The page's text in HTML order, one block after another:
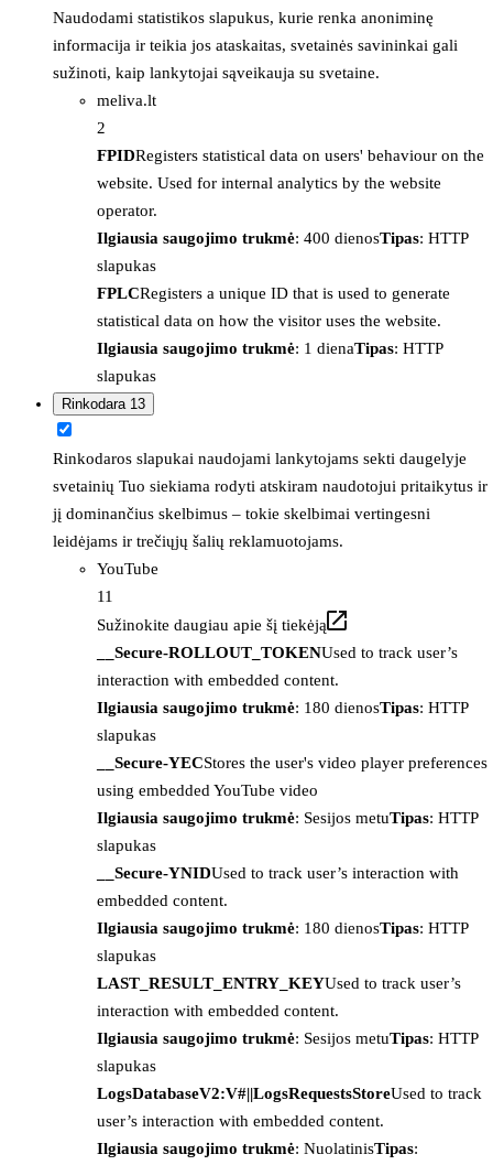
Naudodami statistikos slapukus, kurie renka anoniminę
informacija ir teikia jos ataskaitas, svetainės savininkai gali
sužinoti, kaip lankytojai sąveikauja su svetaine.
meliva.lt
2
FPIDRegisters statistical data on users' behaviour on the
website. Used for internal analytics by the website
operator.
Ilgiausia saugojimo trukmė: 400 dienosTipas: HTTP
slapukas
FPLCRegisters a unique ID that is used to generate
statistical data on how the visitor uses the website.
Ilgiausia saugojimo trukmė: 1 dienaTipas: HTTP
slapukas
Rinkodara 13
Rinkodaros slapukai naudojami lankytojams sekti daugelyje
svetainių Tuo siekiama rodyti atskiram naudotojui pritaikytus ir
jį dominančius skelbimus – tokie skelbimai vertingesni
leidėjams ir trečiųjų šalių reklamuotojams.
YouTube
11
Sužinokite daugiau apie šį tiekėją
__Secure-ROLLOUT_TOKENUsed to track user’s
interaction with embedded content.
Ilgiausia saugojimo trukmė: 180 dienosTipas: HTTP
slapukas
__Secure-YECStores the user's video player preferences
using embedded YouTube video
Ilgiausia saugojimo trukmė: Sesijos metuTipas: HTTP
slapukas
__Secure-YNIDUsed to track user’s interaction with
embedded content.
Ilgiausia saugojimo trukmė: 180 dienosTipas: HTTP
slapukas
LAST_RESULT_ENTRY_KEYUsed to track user’s
interaction with embedded content.
Ilgiausia saugojimo trukmė: Sesijos metuTipas: HTTP
slapukas
LogsDatabaseV2:V#||LogsRequestsStoreUsed to track
user’s interaction with embedded content.
Ilgiausia saugojimo trukmė: NuolatinisTipas: